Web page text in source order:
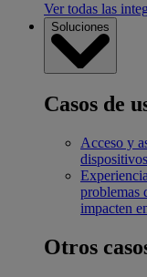
Ver todas las
Soluciones
Casos de
Acceso y
problemas
impacten
Otros